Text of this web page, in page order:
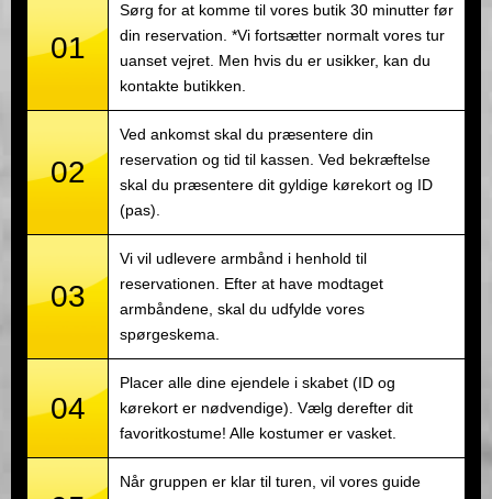
01
Sørg for at komme til vores butik 30 minutter før
din reservation. *Vi fortsætter normalt vores tur
uanset vejret. Men hvis du er usikker, kan du
kontakte butikken.
02
Ved ankomst skal du præsentere din
reservation og tid til kassen. Ved bekræftelse
skal du præsentere dit gyldige kørekort og ID
(pas).
03
Vi vil udlevere armbånd i henhold til
reservationen. Efter at have modtaget
armbåndene, skal du udfylde vores
spørgeskema.
04
Placer alle dine ejendele i skabet (ID og
kørekort er nødvendige). Vælg derefter dit
favoritkostume! Alle kostumer er vasket.
Når gruppen er klar til turen, vil vores guide